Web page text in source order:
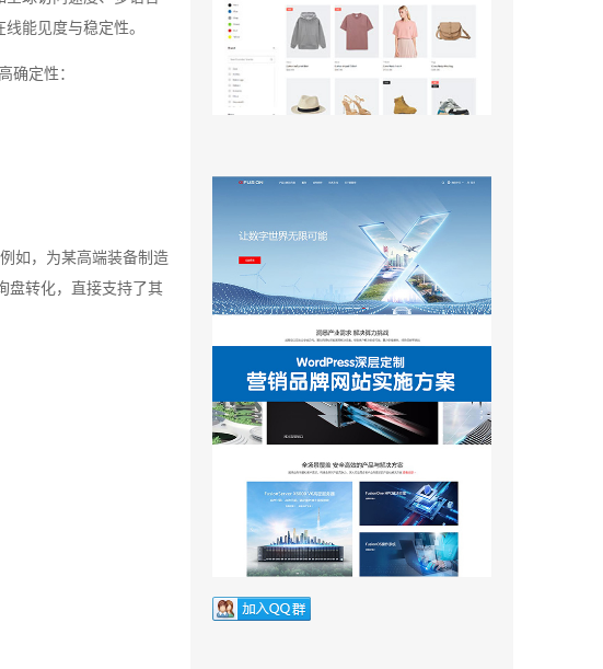
能见度与稳定性。
确定性：
如，为某高端装备制造
盘转化，直接支持了其